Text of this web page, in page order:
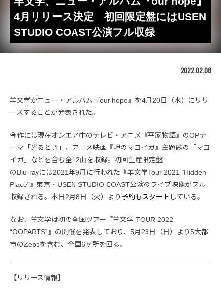
4月リリース決定 初回限定盤にはUSEN
STUDIO COAST公演フル収録
2022.02.08
羊文学がニュー・アルバム『our hope』を4月20日（水）にリリ
ースすることが発表された。
今作には現在オンエア中のテレビ・アニメ『平家物語』のOPテ
ーマ「光るとき」、アニメ映画『岬のマヨイガ』主題歌の「マヨ
イガ」などを含む全12曲を収録。初回生産限定盤
のBlu-rayには2021年9月に行われた『羊文学Tour 2021 “Hidden
Place”』東京・USEN STUDIO COAST公演のライブ映像がフル
収録される。本日2月8日（火）より 予約もスタート している。
なお、羊文学は初の全国ツアー『羊文学 TOUR 2022
“OOPARTS”』の開催を発表しており、5月29日（日）より5大都
市のZeppを含む、全国6ヶ所を回る。
【リリース情報】